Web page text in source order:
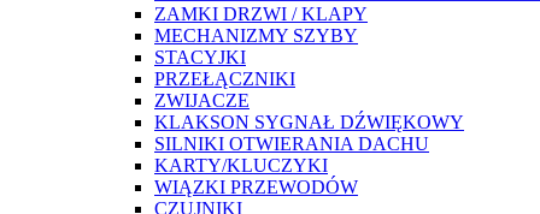
ZAMKI DRZWI / KLAPY
MECHANIZMY SZYBY
STACYJKI
PRZEŁĄCZNIKI
ZWIJACZE
KLAKSON SYGNAŁ DŹWIĘKOWY
SILNIKI OTWIERANIA DACHU
KARTY/KLUCZYKI
WIĄZKI PRZEWODÓW
CZUJNIKI